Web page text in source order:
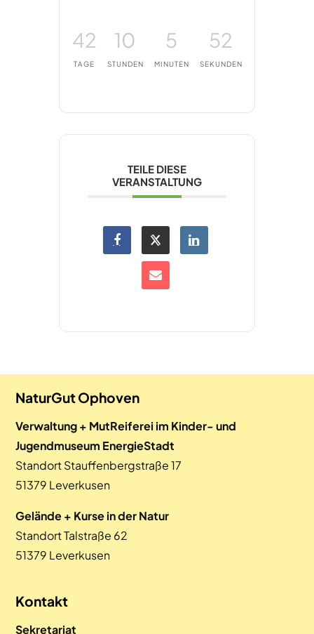
42
TAGE
10
STUNDEN
5
MINUTEN
52
SEKUNDEN
TEILE DIESE
VERANSTALTUNG
NaturGut Ophoven
Verwaltung + MutReiferei im Kinder- und
Jugendmuseum EnergieStadt
Standort Stauffenbergstraße 17
51379 Leverkusen
Gelände + Kurse in der Natur
Standort Talstraße 62
51379 Leverkusen
Kontakt
Sekretariat